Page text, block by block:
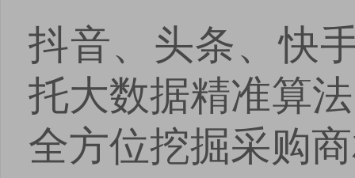
抖音、头条、快
托大数据精准算
全方位挖掘采购